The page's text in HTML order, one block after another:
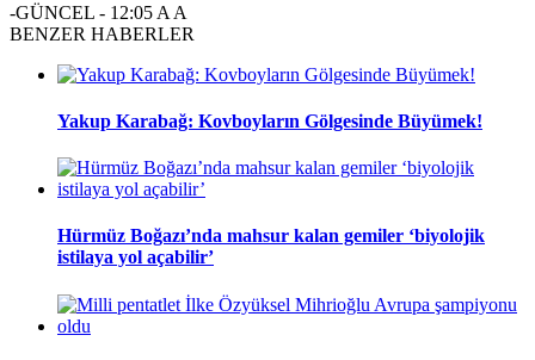
-GÜNCEL - 12:05 A A
BENZER HABERLER
Yakup Karabağ: Kovboyların Gölgesinde Büyümek!
Hürmüz Boğazı’nda mahsur kalan gemiler ‘biyolojik
istilaya yol açabilir’